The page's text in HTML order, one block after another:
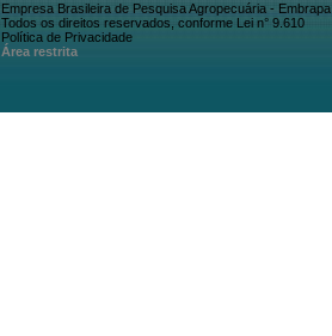
Empresa Brasileira de Pesquisa Agropecuária - Embrapa
Todos os direitos reservados, conforme Lei n° 9.610
Política de Privacidade
Área restrita